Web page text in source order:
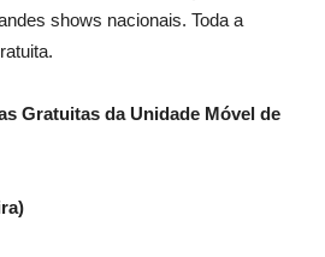
shows nacionais. Toda a
Gratuitas da Unidade Móvel de